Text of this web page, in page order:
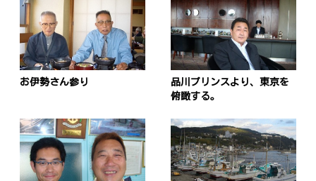
お伊勢さん参り
品川プリンスより、東京を
俯瞰する。